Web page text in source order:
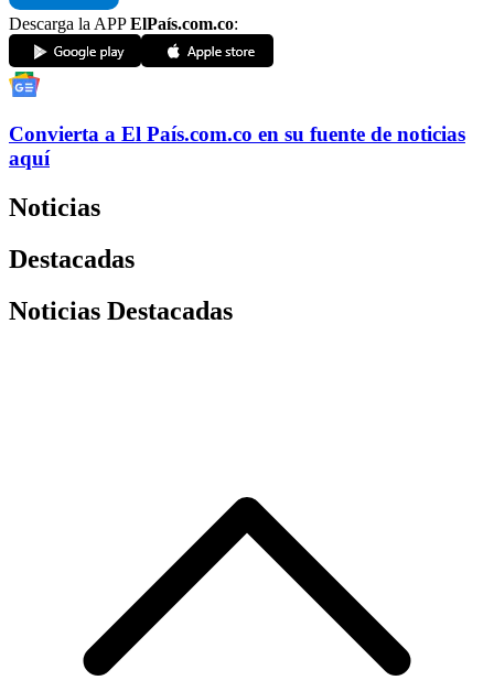
Descarga la APPElPaís.com.co:
Convierta a El País.com.co en su fuente de noticias
aquí
Noticias
Destacadas
Noticias Destacadas